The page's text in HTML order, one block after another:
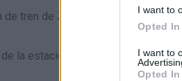
I want to
Opted In
I want to
Opted In
de tren de ZumÁrraga en el mapa